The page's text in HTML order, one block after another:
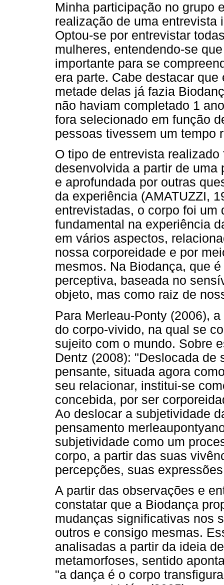
Minha participação no grupo
realização de uma entrevista
Optou-se por entrevistar
mulheres, entendendo-se
importante para se
era parte. Cabe destacar
metade delas já fazia
não haviam completado 1
fora selecionado em função
pessoas tivessem um tempo
O tipo de entrevista
desenvolvida a partir de uma
e aprofundada por outras
da experiência (AMATUZZI,
entrevistadas, o corpo foi
fundamental na experiência
em vários aspectos,
nossa corporeidade e por
mesmos. Na Biodança, que
perceptiva, baseada no
objeto, mas como raiz de
Para Merleau-Ponty (2006),
do corpo-vivido, na qual se
sujeito com o mundo. Sobre
Dentz (2008): "Deslocada de
pensante, situada agora
seu relacionar, institui-se
concebida, por ser
Ao deslocar a subjetividade
pensamento
subjetividade como um
corpo, a partir das suas
percepções, suas
A partir das observações e
constatar que a Biodança
mudanças significativas nos
outros e consigo mesmas.
analisadas a partir da ideia
metamorfoses, sentido
"a dança é o corpo